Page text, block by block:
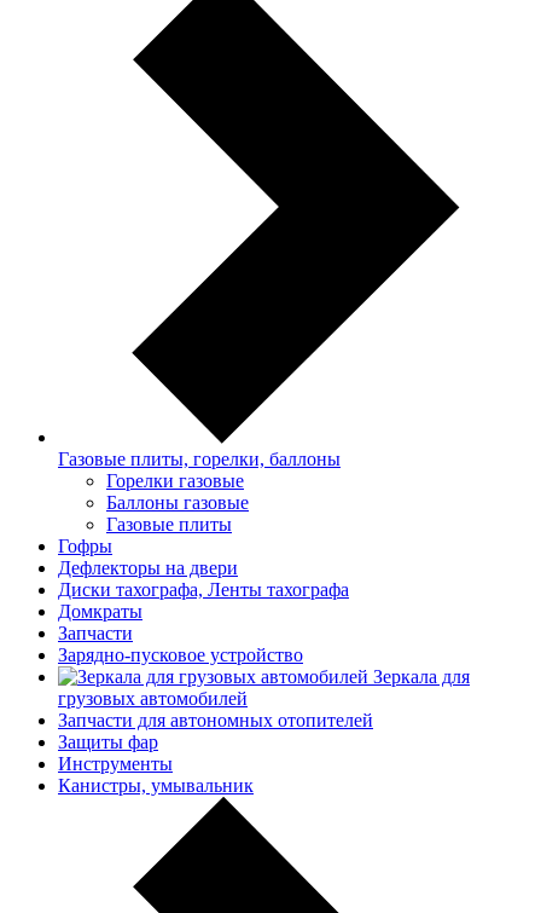
Газовые плиты, горелки, баллоны
Горелки газовые
Баллоны газовые
Газовые плиты
Гофры
Дефлекторы на двери
Диски тахографа, Ленты тахографа
Домкраты
Запчасти
Зарядно-пусковое устройство
Зеркала для
грузовых автомобилей
Запчасти для автономных отопителей
Защиты фар
Инструменты
Канистры, умывальник